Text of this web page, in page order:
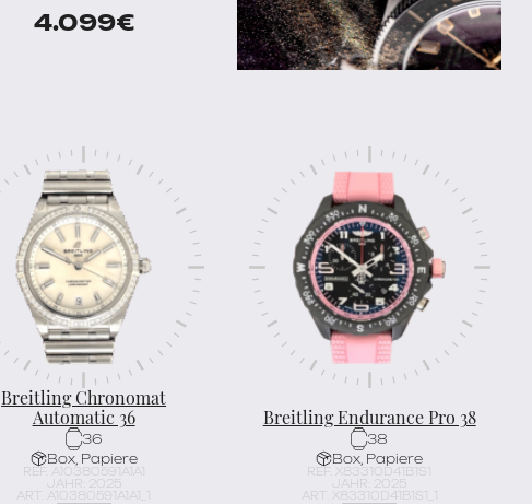
4.099€
Breitling Chronomat
Automatic 36
36
Box, Papiere
REF. A10380591A1A1
JAHR: 2025
ART. A10380591A1A1_1
Breitling Endurance Pro 38
38
Box, Papiere
REF. X83310D41B1S1
JAHR: 2025
ART. X83310D41B1S1_1